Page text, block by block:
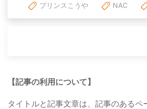
プリンスこうや NAC
【記事の利用について】
タイトルと記事文章は、記事のあるペ